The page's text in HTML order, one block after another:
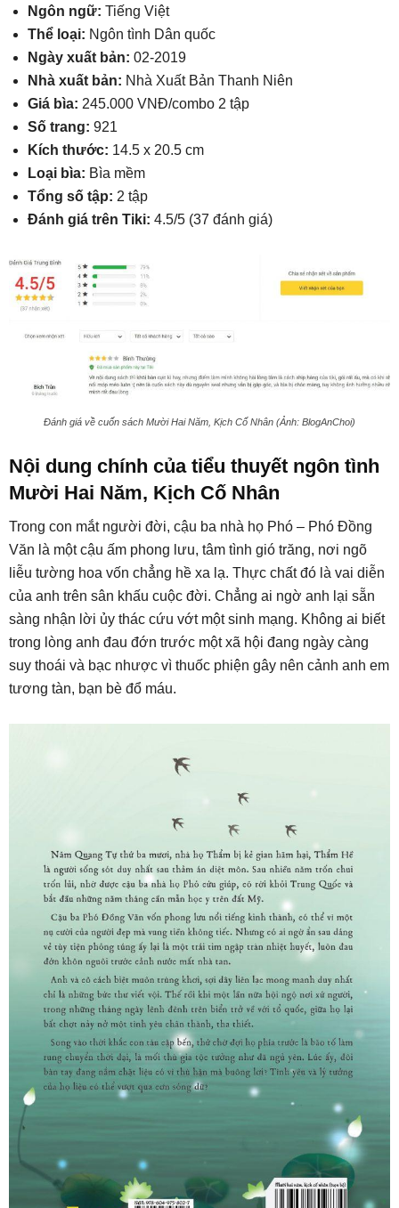
Ngôn ngữ: Tiếng Việt
Thể loại: Ngôn tình Dân quốc
Ngày xuất bản: 02-2019
Nhà xuất bản: Nhà Xuất Bản Thanh Niên
Giá bìa: 245.000 VNĐ/combo 2 tập
Số trang: 921
Kích thước: 14.5 x 20.5 cm
Loại bìa: Bìa mềm
Tổng số tập: 2 tập
Đánh giá trên Tiki: 4.5/5 (37 đánh giá)
Đánh giá về cuốn sách Mười Hai Năm, Kịch Cố Nhân (Ảnh: BlogAnChoi)
Nội dung chính của tiểu thuyết ngôn tình
Mười Hai Năm, Kịch Cố Nhân
Trong con mắt người đời, cậu ba nhà họ Phó – Phó Đồng
Văn là một cậu ấm phong lưu, tâm tình gió trăng, nơi ngõ
liễu tường hoa vốn chẳng hề xa lạ. Thực chất đó là vai diễn
của anh trên sân khấu cuộc đời. Chẳng ai ngờ anh lại sẵn
sàng nhận lời ủy thác cứu vớt một sinh mạng. Không ai biết
trong lòng anh đau đớn trước một xã hội đang ngày càng
suy thoái và bạc nhược vì thuốc phiện gây nên cảnh anh em
tương tàn, bạn bè đổ máu.